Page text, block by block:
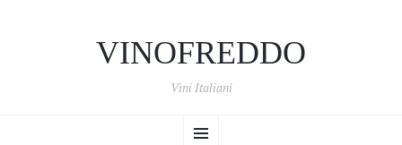
VINOFREDDO
Vini Italiani
菜
转